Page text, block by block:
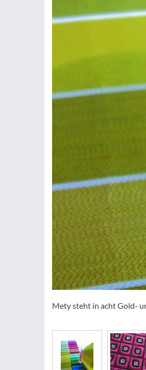
Mety steht in acht Gold-